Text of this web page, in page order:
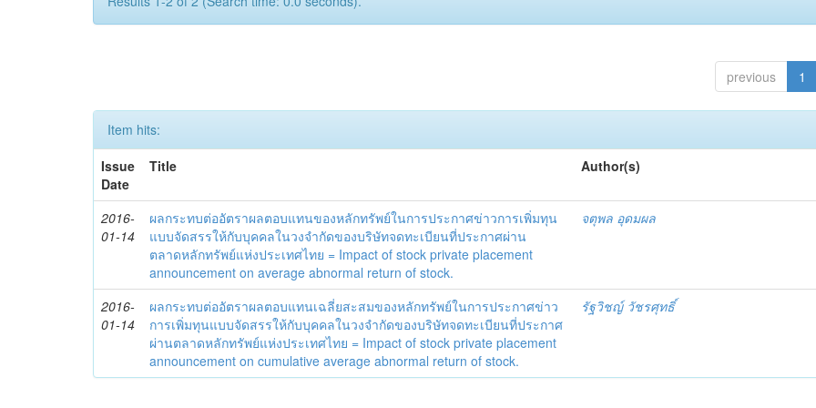
previous 1
Item hits:
Issue
Date
Title Author(s)
2016-
01-14
ผลกระทบต่ออัตราผลตอบแทนของหลักทรัพย์ในการประกาศข่าวการเพิ่มทุน
แบบจัดสรรให้กับบุคคลในวงจำกัดของบริษัทจดทะเบียนที่ประกาศผ่าน
ตลาดหลักทรัพย์แห่งประเทศไทย = Impact of stock private placement
announcement on average abnormal return of stock.
จตุพล อุดมผล
2016-
01-14
ผลกระทบต่ออัตราผลตอบแทนเฉลี่ยสะสมของหลักทรัพย์ในการประกาศข่าว
การเพิ่มทุนแบบจัดสรรให้กับบุคคลในวงจำกัดของบริษัทจดทะเบียนที่ประกาศ
ผ่านตลาดหลักทรัพย์แห่งประเทศไทย = Impact of stock private placement
announcement on cumulative average abnormal return of stock.
รัฐวิชญ์ วัชรศุทธิ์